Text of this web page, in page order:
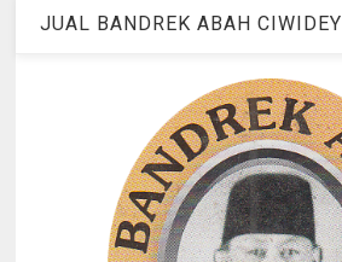
JUAL BANDREK ABAH CIWIDEY